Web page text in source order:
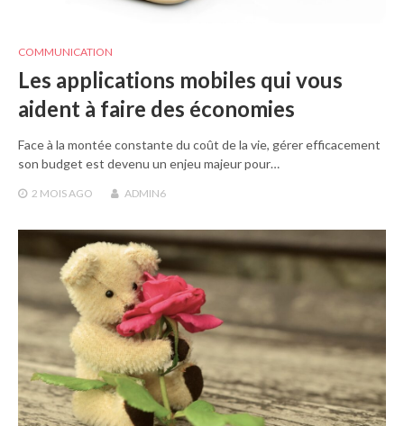
COMMUNICATION
Les applications mobiles qui vous
aident à faire des économies
Face à la montée constante du coût de la vie, gérer efficacement
son budget est devenu un enjeu majeur pour…
2 MOISAGO ADMIN6